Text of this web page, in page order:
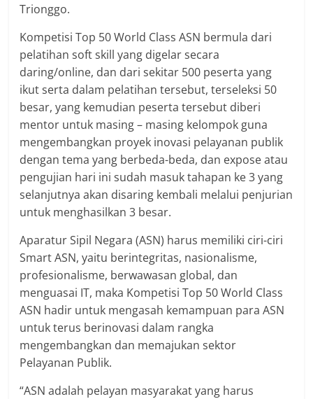
Trionggo.
Kompetisi Top 50 World Class ASN bermula dari
pelatihan soft skill yang digelar secara
daring/online, dan dari sekitar 500 peserta yang
ikut serta dalam pelatihan tersebut, terseleksi 50
besar, yang kemudian peserta tersebut diberi
mentor untuk masing – masing kelompok guna
mengembangkan proyek inovasi pelayanan publik
dengan tema yang berbeda-beda, dan expose atau
pengujian hari ini sudah masuk tahapan ke 3 yang
selanjutnya akan disaring kembali melalui penjurian
untuk menghasilkan 3 besar.
Aparatur Sipil Negara (ASN) harus memiliki ciri-ciri
Smart ASN, yaitu berintegritas, nasionalisme,
profesionalisme, berwawasan global, dan
menguasai IT, maka Kompetisi Top 50 World Class
ASN hadir untuk mengasah kemampuan para ASN
untuk terus berinovasi dalam rangka
mengembangkan dan memajukan sektor
Pelayanan Publik.
“ASN adalah pelayan masyarakat yang harus